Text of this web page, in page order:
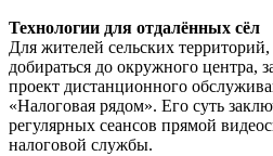
Технологии для отдалённых сёл
Для жителей сельских
добираться до окружного центра,
проект дистанционного
«Налоговая рядом». Его суть
регулярных сеансов прямой
налоговой службы.